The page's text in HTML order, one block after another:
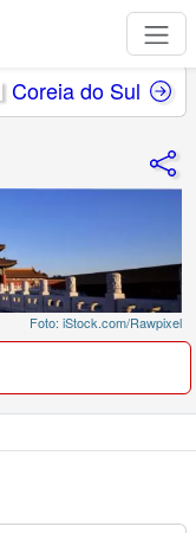
Coreia do Sul
Foto: iStock.com/Rawpixel